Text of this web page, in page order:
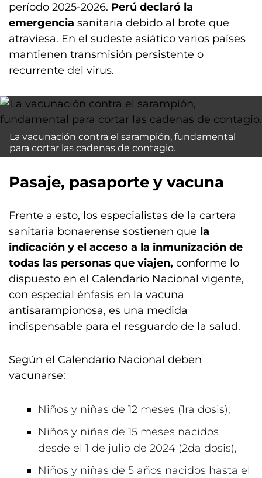
período 2025-2026. Perú declaró la
emergencia sanitaria debido al brote que
atraviesa. En el sudeste asiático varios países
mantienen transmisión persistente o
recurrente del virus.
La vacunación contra el sarampión, fundamental
para cortar las cadenas de contagio.
Pasaje, pasaporte y vacuna
Frente a esto, los especialistas de la cartera
sanitaria bonaerense sostienen que la
indicación y el acceso a la inmunización de
todas las personas que viajen, conforme lo
dispuesto en el Calendario Nacional vigente,
con especial énfasis en la vacuna
antisarampionosa, es una medida
indispensable para el resguardo de la salud.
Según el Calendario Nacional deben
vacunarse:
Niños y niñas de 12 meses (1ra dosis);
Niños y niñas de 15 meses nacidos
desde el 1 de julio de 2024 (2da dosis),
Niños y niñas de 5 años nacidos hasta el